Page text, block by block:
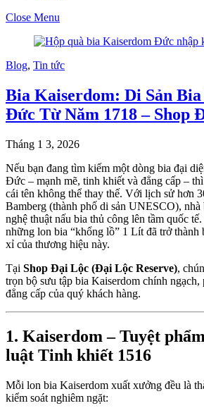
Close Menu
Blog, Tin tức
Bia Kaiserdom: Di Sản
Đức Từ Năm 1718 – Shop
Tháng 1 3, 2026
Nếu bạn đang tìm kiếm một dòng bia đại
Đức – mạnh mẽ, tinh khiết và đẳng cấp – thì
cái tên không thể thay thế. Với lịch sử hơn
Bamberg (thành phố di sản UNESCO), nhà
nghệ thuật nấu bia thủ công lên tầm quốc
những lon bia “khổng lồ” 1 Lít đã trở thành
xỉ của thương hiệu này.
Tại Shop Đại Lộc (Đại Lộc Reserve),
trọn bộ sưu tập bia Kaiserdom chính
đẳng cấp của quý khách hàng.
1. Kaiserdom – Tuyệt
luật Tinh khiết 1516
Mỗi lon bia Kaiserdom xuất xưởng đều là
kiểm soát nghiêm ngặt: